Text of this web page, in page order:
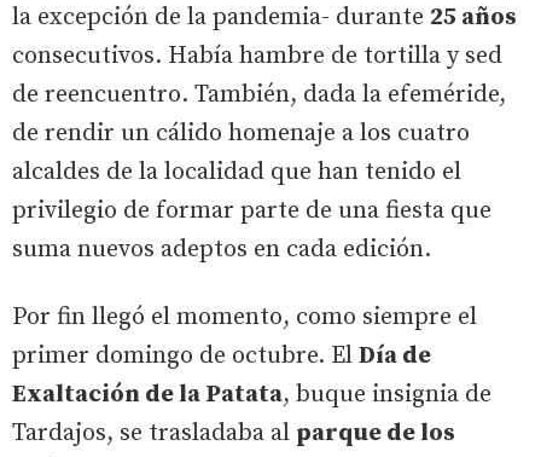
la excepción de la pandemia- durante 25 años
consecutivos. Había hambre de tortilla y sed
de reencuentro. También, dada la efeméride,
de rendir un cálido homenaje a los cuatro
alcaldes de la localidad que han tenido el
privilegio de formar parte de una fiesta que
suma nuevos adeptos en cada edición.
Por fin llegó el momento, como siempre el
primer domingo de octubre. El Día de
Exaltación de la Patata, buque insignia de
Tardajos, se trasladaba al parque de los